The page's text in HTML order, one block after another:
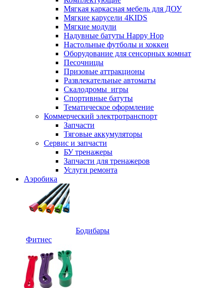
Мягкая каркасная мебель для ДОУ
Мягкие карусели 4KIDS
Мягкие модули
Надувные батуты Happy Hop
Настольные футболы и хоккеи
Оборудование для сенсорных комнат
Песочницы
Призовые аттракционы
Развлекательные автоматы
Скалодромы_игры
Спортивные батуты
Тематическое оформление
Коммерческий электротранспорт
Запчасти
Тяговые аккумуляторы
Сервис и запчасти
БУ тренажеры
Запчасти для тренажеров
Услуги ремонта
Аэробика
Бодибары
Фитнес